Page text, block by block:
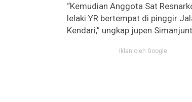
“Kemudian Anggota Sat
lelaki YR bertempat di pinggir
Kendari,” ungkap jupen
Iklan oleh Google